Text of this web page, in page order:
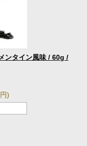
ンタイン風味 / 60g /
)